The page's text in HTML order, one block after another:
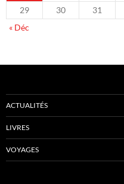
29
30
31
« Déc
ACTUALITÉS
LIVRES
VOYAGES